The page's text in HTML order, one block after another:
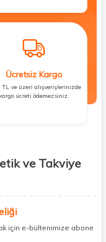
Ücretsiz Kargo
TL ve üzeri alışverişlerinizde
kargo ücreti ödemezsiniz.
ve Takviye
sizlerle
gerek yok;
ve kapınıza kadar
için e-bültenimize abone